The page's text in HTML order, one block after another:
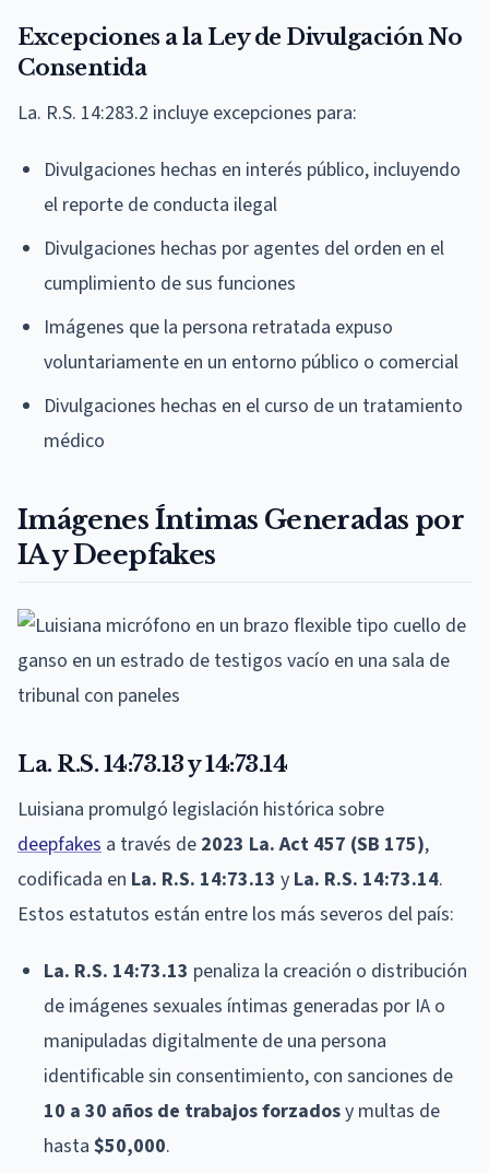
Excepciones a la Ley de Divulgación No
Consentida
La. R.S. 14:283.2 incluye excepciones para:
Divulgaciones hechas en interés público, incluyendo
el reporte de conducta ilegal
Divulgaciones hechas por agentes del orden en el
cumplimiento de sus funciones
Imágenes que la persona retratada expuso
voluntariamente en un entorno público o comercial
Divulgaciones hechas en el curso de un tratamiento
médico
Imágenes Íntimas Generadas por
IA y Deepfakes
La. R.S. 14:73.13 y 14:73.14
Luisiana promulgó legislación histórica sobre
deepfakes a través de 2023 La. Act 457 (SB 175),
codificada en La. R.S. 14:73.13 y La. R.S. 14:73.14.
Estos estatutos están entre los más severos del país:
La. R.S. 14:73.13 penaliza la creación o distribución
de imágenes sexuales íntimas generadas por IA o
manipuladas digitalmente de una persona
identificable sin consentimiento, con sanciones de
10 a 30 años de trabajos forzadosy multas de
hasta $50,000.